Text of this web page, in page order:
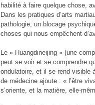
habilité à faire quelque chose,
Dans les pratiques d’arts
pathologie, un blocage
choses qui nous empêchent
Le « Huangdineijing » (une
peut se voir et se comprendre
ondulatoire, et il se rend visible
de médecine ajoute : « l’être
s’oriente, et la matière, elle-